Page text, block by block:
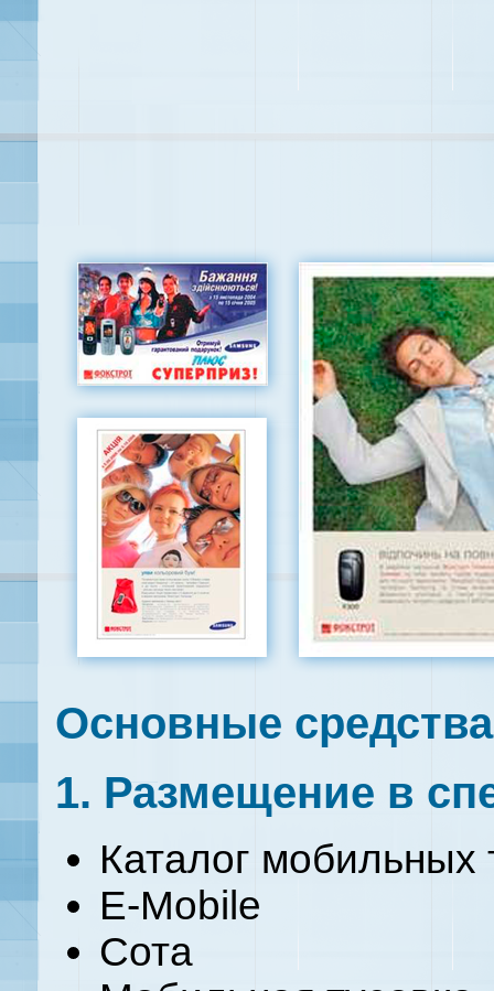
Основные
1. Размещение в
Каталог
E-Mobile
Сота